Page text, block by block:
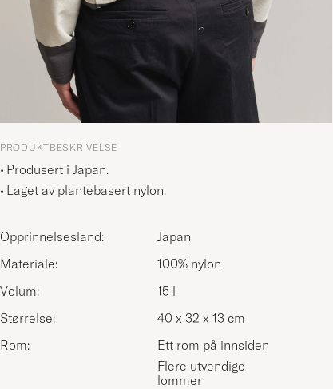
PRODUKTBESKRIVELSE
Produsert i Japan.
Laget av plantebasert nylon.
Opprinnelsesland:
Japan
Materiale:
100% nylon
Volum:
15 l
Størrelse:
40 x 32 x 13 cm
Rom:
Ett rom på innsiden
Flere utvendige
lommer